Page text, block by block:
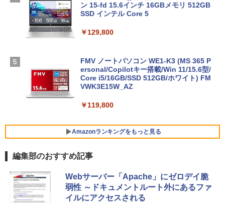
ン 15-fd 15.6インチ 16GBメモリ 512GB
SSD インテル Core 5
￥129,800
FMV ノートパソコン WE1-K3 (MS 365 P
ersonal/Copilotキー搭載/Win 11/15.6型/
Core i5/16GB/SSD 512GB/ホワイト) FM
VWK3E15W_AZ
￥119,800
Amazonランキングをもっと見る
Xbox プリペイドカード 10,000円 デジタ
ルコード 【旧 Xbox ギフトカード】 [オ
ンラインコード]
生成AIパスポート公式テキスト 第４版
￥1,766
Amazon Kindle Paperwhite (16GB) 7イ
ンチディスプレイ、色調調節ライト、12
週間持続バッテリー、広告なし、ブラッ
ク
編集部のおすすめ記事
Webサーバー「Apache」にゼロデイ脆
弱性 ～ドキュメントルート外にあるファ
イルにアクセスされる